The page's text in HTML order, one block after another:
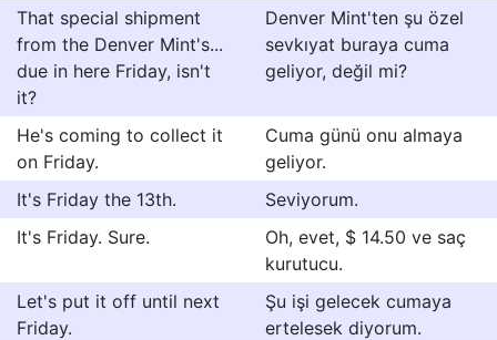
That special shipment
from the Denver Mint's...
due in here Friday, isn't
it?
Denver Mint'ten şu özel
sevkıyat buraya cuma
geliyor, değil mi?
He's coming to collect it
on Friday.
Cuma günü onu almaya
geliyor.
It's Friday the 13th.
Seviyorum.
It's Friday. Sure.
Oh, evet, $ 14.50 ve saç
kurutucu.
Let's put it off until next
Friday.
Şu işi gelecek cumaya
ertelesek diyorum.